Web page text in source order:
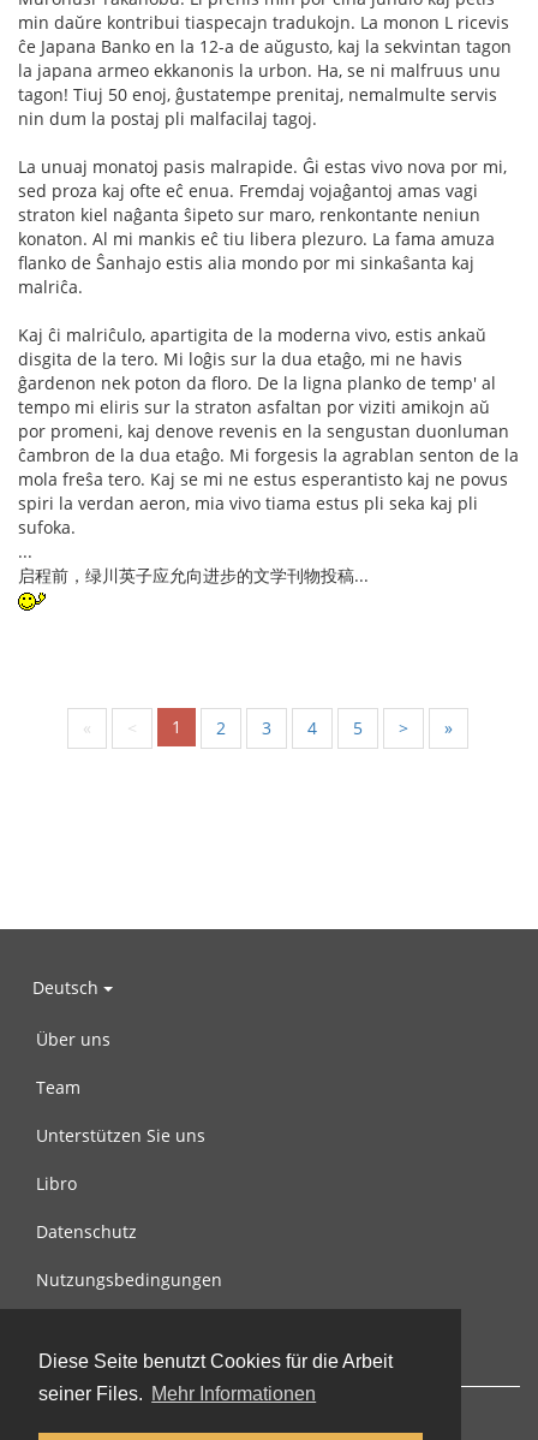
Diese Seite benutzt Cookies für die Arbeit
seiner Files. Mehr Informationen
min daŭre kontribui tiaspecajn tradukojn. La monon L ricevis
ĉe Japana Banko en la 12-a de aŭgusto, kaj la sekvintan tagon
la japana armeo ekkanonis la urbon. Ha, se ni malfruus unu
tagon! Tiuj 50 enoj, ĝustatempe prenitaj, nemalmulte servis
nin dum la postaj pli malfacilaj tagoj.
La unuaj monatoj pasis malrapide. Ĝi estas vivo nova por mi,
sed proza kaj ofte eĉ enua. Fremdaj vojaĝantoj amas vagi
straton kiel naĝanta ŝipeto sur maro, renkontante neniun
konaton. Al mi mankis eĉ tiu libera plezuro. La fama amuza
flanko de Ŝanhajo estis alia mondo por mi sinkaŝanta kaj
malriĉa.
Kaj ĉi malriĉulo, apartigita de la moderna vivo, estis ankaŭ
disgita de la tero. Mi loĝis sur la dua etaĝo, mi ne havis
ĝardenon nek poton da floro. De la ligna planko de temp' al
tempo mi eliris sur la straton asfaltan por viziti amikojn aŭ
por promeni, kaj denove revenis en la sengustan duonluman
ĉambron de la dua etaĝo. Mi forgesis la agrablan senton de la
mola freŝa tero. Kaj se mi ne estus esperantisto kaj ne povus
spiri la verdan aeron, mia vivo tiama estus pli seka kaj pli
sufoka.
...
启程前，绿川英子应允向进步的文学刊物投稿...
« < 1 2 3 4 5 > »
Deutsch
Über uns
Team
Unterstützen Sie uns
Libro
Datenschutz
Nutzungsbedingungen